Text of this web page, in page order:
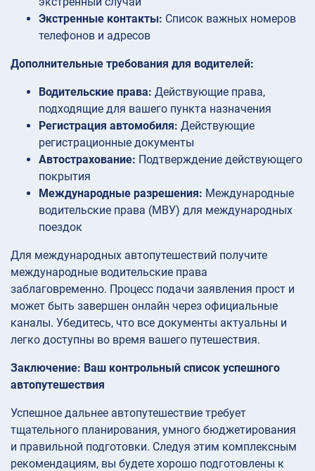
Экстренные контакты: Список важных номеров
телефонов и адресов
Дополнительные требования для водителей:
Водительские права: Действующие права,
подходящие для вашего пункта назначения
Регистрация автомобиля: Действующие
регистрационные документы
Автострахование: Подтверждение действующего
покрытия
Международные разрешения: Международные
водительские права (МВУ) для международных
поездок
Для международных автопутешествий получите
международные водительские права
заблаговременно. Процесс подачи заявления прост и
может быть завершен онлайн через официальные
каналы. Убедитесь, что все документы актуальны и
легко доступны во время вашего путешествия.
Заключение: Ваш контрольный список успешного
автопутешествия
Успешное дальнее автопутешествие требует
тщательного планирования, умного бюджетирования
и правильной подготовки. Следуя этим комплексным
рекомендациям, вы будете хорошо подготовлены к